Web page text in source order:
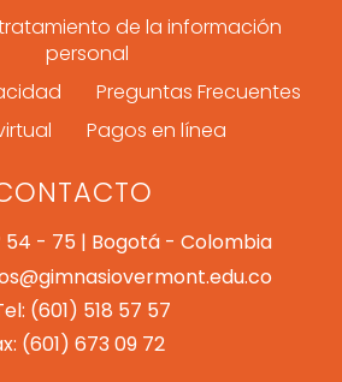
de la información
personal
Preguntas Frecuentes
Pagos en línea
54 - 75 | Bogotá - Colombia
(601) 518 57 57
(601) 673 09 72